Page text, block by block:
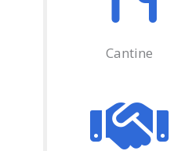
Cantine